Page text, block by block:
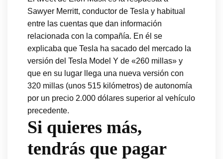
Sawyer Merritt, conductor de Tesla y habitual
entre las cuentas que dan información
relacionada con la compañía. En él se
explicaba que Tesla ha sacado del mercado la
versión del Tesla Model Y de «260 millas» y
que en su lugar llega una nueva versión con
320 millas (unos 515 kilómetros) de autonomía
por un precio 2.000 dólares superior al vehículo
precedente.
Si quieres más,
tendrás que pagar